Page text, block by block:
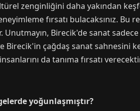
zenginliğini daha yakından
fırsatı bulacaksınız. Bu
Birecik'de sanat
çağdaş sanat sahnesini
da tanıma fırsatı
yoğunlaşmıştır?